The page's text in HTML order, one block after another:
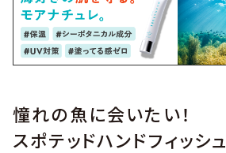
憧れの魚に会いたい！
スポテッドハンドフィッシュ